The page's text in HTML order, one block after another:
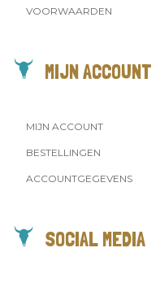
VOORWAARDEN
MIJN ACCOUNT
MIJN ACCOUNT
BESTELLINGEN
ACCOUNTGEGEVENS
SOCIAL MEDIA